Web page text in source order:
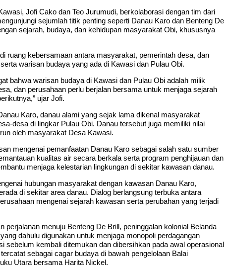
Jofi Cako dan Teo Jurumudi, berkolaborasi dengan tim dari
sejumlah titik penting seperti Danau Karo dan Benteng De
sejarah, budaya, dan kehidupan masyarakat Obi, khususnya
ruang kebersamaan antara masyarakat, pemerintah desa, dan
warisan budaya yang ada di Kawasi dan Pulau Obi.
bahwa warisan budaya di Kawasi dan Pulau Obi adalah milik
dan perusahaan perlu berjalan bersama untuk menjaga sejarah
ujar Jofi.
Karo, danau alami yang sejak lama dikenal masyarakat
desa di lingkar Pulau Obi. Danau tersebut juga memiliki nilai
oleh masyarakat Desa Kawasi.
mengenai pemanfaatan Danau Karo sebagai salah satu sumber
kualitas air secara berkala serta program penghijauan dan
menjaga kelestarian lingkungan di sekitar kawasan danau.
hubungan masyarakat dengan kawasan Danau Karo,
di sekitar area danau. Dialog berlangsung terbuka antara
mengenai sejarah kawasan serta perubahan yang terjadi
perjalanan menuju Benteng De Brill, peninggalan kolonial Belanda
dahulu digunakan untuk menjaga monopoli perdagangan
sebelum kembali ditemukan dan dibersihkan pada awal operasional
sebagai cagar budaya di bawah pengelolaan Balai
Utara bersama Harita Nickel.